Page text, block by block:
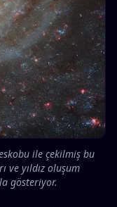
ile çekilmiş bu
ve yıldız oluşum
gösteriyor.